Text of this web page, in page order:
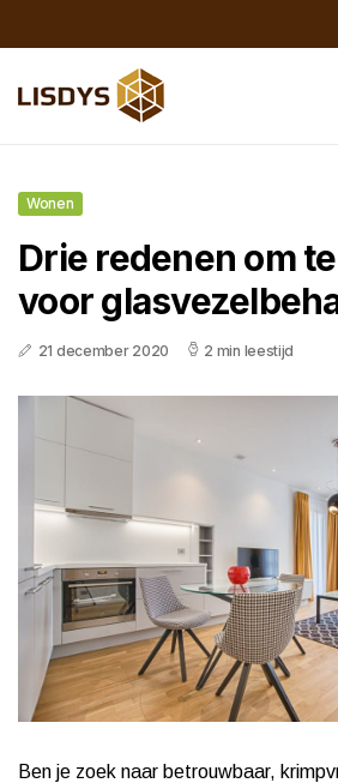
Wonen
Drie redenen om
voor
21 december 2020 2 min leestijd
Ben je zoek naar betrouwbaar,